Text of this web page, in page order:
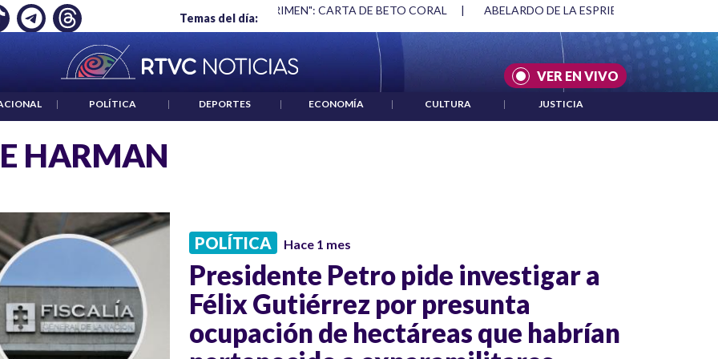
Temas del día:
EMPLEO: JP MORGAN "HABLAR NO ES UN CRIMEN": CARTA DE BETO CORAL | ABELARDO DE LA ESPRIELLA Y DMG
VER EN VIVO
| POLÍTICA | DEPORTES | ECONOMÍA | CULTURA | JUSTICIA
HARMAN
POLÍTICA Hace 1 mes
Presidente Petro pide investigar a
Félix Gutiérrez por presunta
ocupación de hectáreas que habrían